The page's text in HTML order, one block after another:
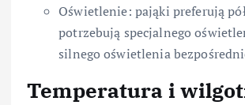
Oświetlenie: pająki preferują
potrzebują specjalnego
silnego oświetlenia
Temperatura i